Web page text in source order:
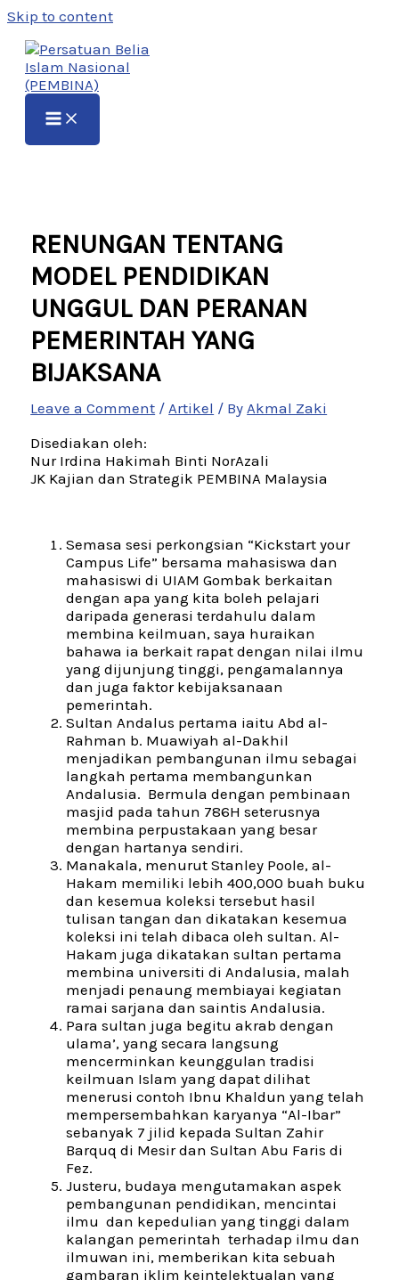
Skip to content
RENUNGAN TENTANG
MODEL PENDIDIKAN
UNGGUL DAN PERANAN
PEMERINTAH YANG
BIJAKSANA
Leave a Comment / Artikel / By Akmal Zaki
Disediakan oleh:
Nur Irdina Hakimah Binti NorAzali
JK Kajian dan Strategik PEMBINA Malaysia
Semasa sesi perkongsian “Kickstart your
Campus Life” bersama mahasiswa dan
mahasiswi di UIAM Gombak berkaitan
dengan apa yang kita boleh pelajari
daripada generasi terdahulu dalam
membina keilmuan, saya huraikan
bahawa ia berkait rapat dengan nilai ilmu
yang dijunjung tinggi, pengamalannya
dan juga faktor kebijaksanaan
pemerintah.
Sultan Andalus pertama iaitu Abd al-
Rahman b. Muawiyah al-Dakhil
menjadikan pembangunan ilmu sebagai
langkah pertama membangunkan
Andalusia. Bermula dengan pembinaan
masjid pada tahun 786H seterusnya
membina perpustakaan yang besar
dengan hartanya sendiri.
Manakala, menurut Stanley Poole, al-
Hakam memiliki lebih 400,000 buah buku
dan kesemua koleksi tersebut hasil
tulisan tangan dan dikatakan kesemua
koleksi ini telah dibaca oleh sultan. Al-
Hakam juga dikatakan sultan pertama
membina universiti di Andalusia, malah
menjadi penaung membiayai kegiatan
ramai sarjana dan saintis Andalusia.
Para sultan juga begitu akrab dengan
ulama’, yang secara langsung
mencerminkan keunggulan tradisi
keilmuan Islam yang dapat dilihat
menerusi contoh Ibnu Khaldun yang telah
mempersembahkan karyanya “Al-Ibar”
sebanyak 7 jilid kepada Sultan Zahir
Barquq di Mesir dan Sultan Abu Faris di
Fez.
Justeru, budaya mengutamakan aspek
pembangunan pendidikan, mencintai
ilmu dan kepedulian yang tinggi dalam
kalangan pemerintah terhadap ilmu dan
ilmuwan ini, memberikan kita sebuah
gambaran iklim keintelektualan yang